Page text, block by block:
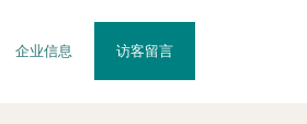
企业信息 访客留言